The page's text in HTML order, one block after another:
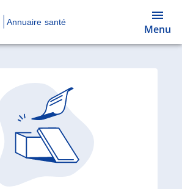
Annuaire santé
Menu